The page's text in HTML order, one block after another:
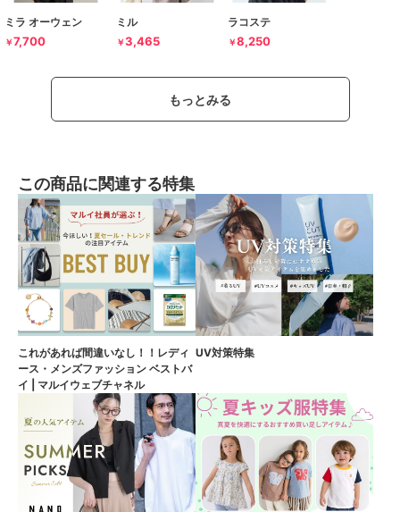
ミラ オーウェン
￥7,700
ミル
￥3,465
ラコステ
￥8,250
もっとみる
この商品に関連する特集
これがあれば間違いなし！！レディ
ース・メンズファッション ベストバ
イ | マルイウェブチャネル
UV対策特集